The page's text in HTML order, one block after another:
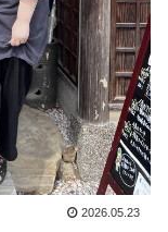
2026.05.23